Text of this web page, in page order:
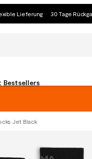
Lieferung 30 Tage
Bestsellers
Jet Black